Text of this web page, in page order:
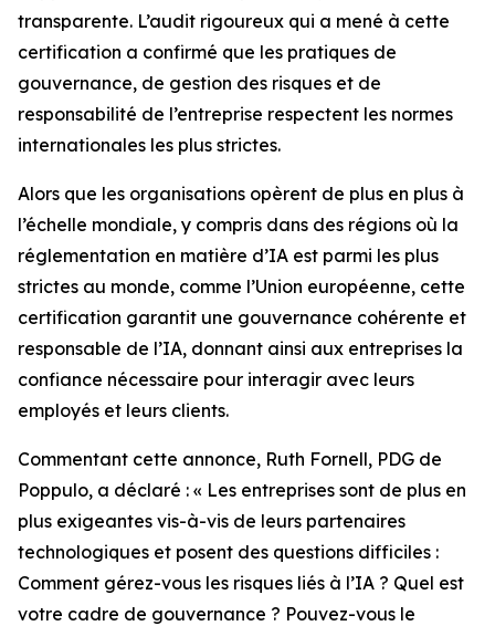
transparente. L’audit rigoureux qui a mené à cette
certification a confirmé que les pratiques de
gouvernance, de gestion des risques et de
responsabilité de l’entreprise respectent les normes
internationales les plus strictes.
Alors que les organisations opèrent de plus en plus à
l’échelle mondiale, y compris dans des régions où la
réglementation en matière d’IA est parmi les plus
strictes au monde, comme l’Union européenne, cette
certification garantit une gouvernance cohérente et
responsable de l’IA, donnant ainsi aux entreprises la
confiance nécessaire pour interagir avec leurs
employés et leurs clients.
Commentant cette annonce, Ruth Fornell, PDG de
Poppulo, a déclaré : « Les entreprises sont de plus en
plus exigeantes vis-à-vis de leurs partenaires
technologiques et posent des questions difficiles :
Comment gérez-vous les risques liés à l’IA ? Quel est
votre cadre de gouvernance ? Pouvez-vous le